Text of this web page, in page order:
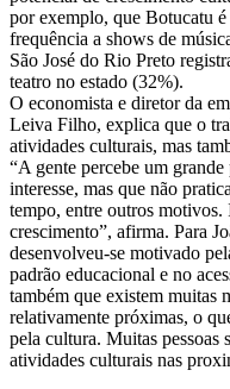
por exemplo, que Botucatu
frequência a shows de
São José do Rio Preto
teatro no estado (32%).
O economista e diretor da
Leiva Filho, explica que o
atividades culturais, mas
“A gente percebe um
interesse, mas que não
tempo, entre outros
crescimento”, afirma. Para
desenvolveu-se motivado
padrão educacional e no
também que existem muitas
relativamente próximas, o
pela cultura. Muitas pessoas
atividades culturais nas